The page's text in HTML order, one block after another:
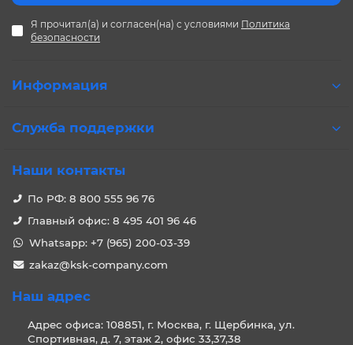
Я прочитал(а) и согласен(на) с условиями Политика
безопасности
Информация
Служба поддержки
Наши контакты
По РФ: 8 800 555 96 76
Главный офис: 8 495 401 96 46
Whatsapp: +7 (965) 200-03-39
zakaz@ksk-company.com
Наш адрес
Адрес офиса: 108851, г. Москва, г. Щербинка, ул.
Спортивная, д. 7, этаж 2, офис 33,37,38